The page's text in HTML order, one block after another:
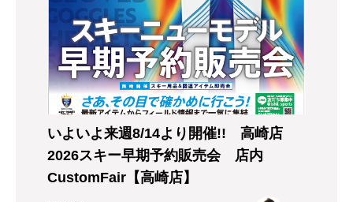
いよいよ来週8/14より開催!! 高崎店
2026スキー早期予約販売会 店内
CustomFair【高崎店】